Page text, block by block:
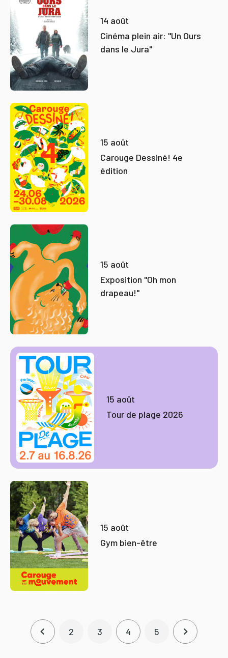
14 août
Cinéma plein air: "Un Ours
dans le Jura"
15 août
Carouge Dessiné! 4e
édition
15 août
Exposition "Oh mon
drapeau!"
15 août
Tour de plage 2026
15 août
Gym bien-être
Pagination
Page précédente
Page
2 Page
3 Page courante
4 Page
5 Page